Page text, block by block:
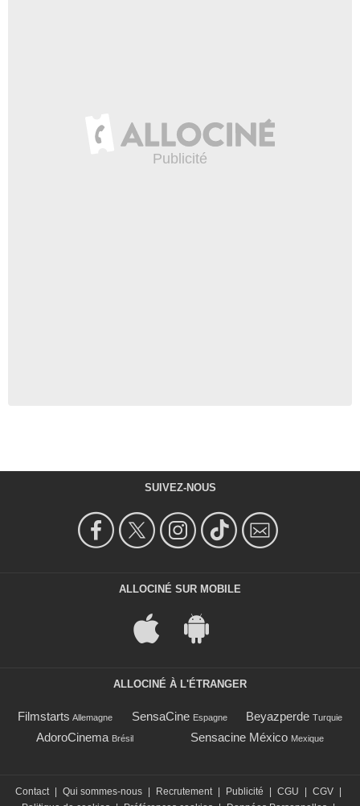
SUIVEZ-NOUS
ALLOCINÉ SUR MOBILE
ALLOCINÉ À L'ÉTRANGER
Filmstarts Allemagne SensaCine Espagne Beyazperde Turquie
AdoroCinema Brésil Sensacine México Mexique
Contact | Qui sommes-nous | Recrutement | Publicité | CGU | CGV |